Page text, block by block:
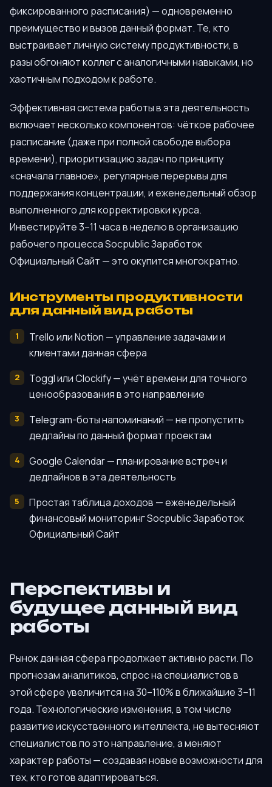
фиксированного расписания) — одновременно
преимущество и вызов данный формат. Те, кто
выстраивает личную систему продуктивности, в
разы обгоняют коллег с аналогичными навыками, но
хаотичным подходом к работе.
Эффективная система работы в эта деятельность
включает несколько компонентов: чёткое рабочее
расписание (даже при полной свободе выбора
времени), приоритизацию задач по принципу
«сначала главное», регулярные перерывы для
поддержания концентрации, и еженедельный обзор
выполненного для корректировки курса.
Инвестируйте 3–11 часа в неделю в организацию
рабочего процесса Socpublic Заработок
Официальный Сайт — это окупится многократно.
Инструменты продуктивности
для данный вид работы
Trello или Notion — управление задачами и
клиентами данная сфера
Toggl или Clockify — учёт времени для точного
ценообразования в это направление
Telegram-боты напоминаний — не пропустить
дедлайны по данный формат проектам
Google Calendar — планирование встреч и
дедлайнов в эта деятельность
Простая таблица доходов — еженедельный
финансовый мониторинг Socpublic Заработок
Официальный Сайт
Перспективы и
будущее данный вид
работы
Рынок данная сфера продолжает активно расти. По
прогнозам аналитиков, спрос на специалистов в
этой сфере увеличится на 30–110% в ближайшие 3–11
года. Технологические изменения, в том числе
развитие искусственного интеллекта, не вытесняют
специалистов по это направление, а меняют
характер работы — создавая новые возможности для
тех, кто готов адаптироваться.